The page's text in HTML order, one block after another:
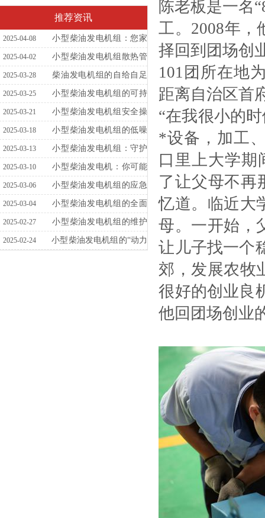
推荐资讯
2025-04-08
小型柴油发电机组：您家
庭与企业的电力卫士
2025-04-02
小型柴油发电机组散热管
理的常见误区
2025-03-28
柴油发电机组的自给自足
方案
2025-03-25
小型柴油发电机组的可持
续发展前景与挑战
2025-03-21
小型柴油发电机组安全操
作全攻略
2025-03-18
小型柴油发电机组的低噪
音与高稳定性之道
2025-03-13
小型柴油发电机组：守护
电力供应
2025-03-10
小型柴油发电机：你可能
正在犯的那些“致命”错误！
2025-03-06
小型柴油发电机组的应急
使用指南
2025-03-04
小型柴油发电机组的全面
检查指南：优化能源管理
2025-02-27
小型柴油发电机组的维护
与保护策略
2025-02-24
小型柴油发电机组的“动力
陈老板是一名
工。2008年，
择回到团场创
101团所在地
距离自治区首
“在我很小的
*设备，加工
口里上大学期
了让父母不再
忆道。临近大
母。一开始，
让儿子找一个
郊，发展农牧
很好的创业良
他回团场创业